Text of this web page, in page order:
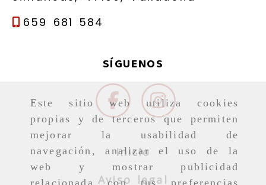
Este sitio web utiliza cookies
propias y de terceros que permiten
mejorar la usabilidad de
navegación, analizar el uso de la
web y mostrar publicidad
659 681 584
SÍGUENOS
Inicio
Aviso legal